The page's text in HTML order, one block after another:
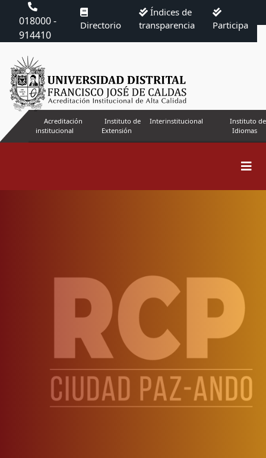
018000 -
914410
Directorio
Índices de
transparencia
Participa
Acreditación
institucional
Instituto de
Extensión
Interinstitucional
Instituto de
Idiomas